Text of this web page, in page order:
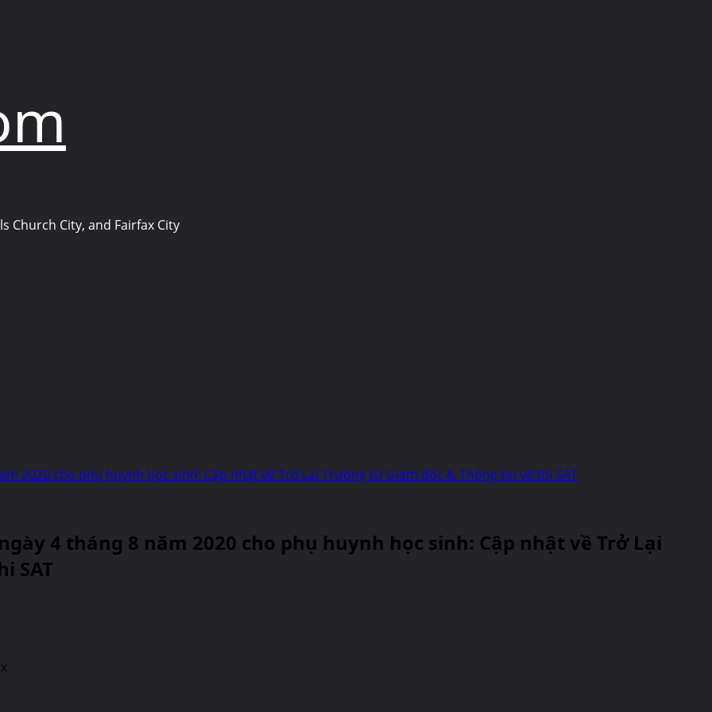
Church City, and Fairfax City
2020 cho phụ huynh học sinh: Cập nhật về Trở Lại Trường từ Giám đốc & Thông tin về thi SAT
4 tháng 8 năm 2020 cho phụ huynh học sinh: Cập nhật về Trở Lại
SAT